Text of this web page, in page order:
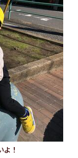
！